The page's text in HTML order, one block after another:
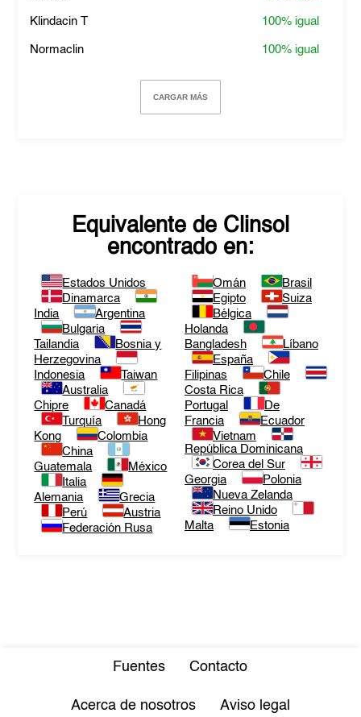
Klindacin T 100% igual
Normaclin 100% igual
CARGAR MÁS
Equivalente de Clinsol
encontrado en:
Estados Unidos
Dinamarca
India
Argentina
Bulgaria
Tailandia
Bosnia y
Herzegovina
Indonesia
Taiwan
Australia
Chipre
Canadá
Turquía
Hong
Kong
Colombia
China
Guatemala
México
Italia
Alemania
Grecia
Perú
Austria
Federación Rusa
Omán
Brasil
Egipto
Suiza
Bélgica
Holanda
Bangladesh
Líbano
España
Filipinas
Chile
Costa Rica
Portugal
De
Francia
Ecuador
Vietnam
República Dominicana
Corea del Sur
Georgia
Polonia
Nueva Zelanda
Reino Unido
Malta
Estonia
Fuentes Contacto
Acerca de nosotros Aviso legal